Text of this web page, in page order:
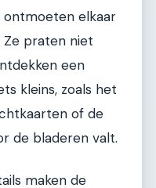
ontmoeten elkaar
Ze praten niet
een
kleins, zoals het
of de
de bladeren valt.
maken de